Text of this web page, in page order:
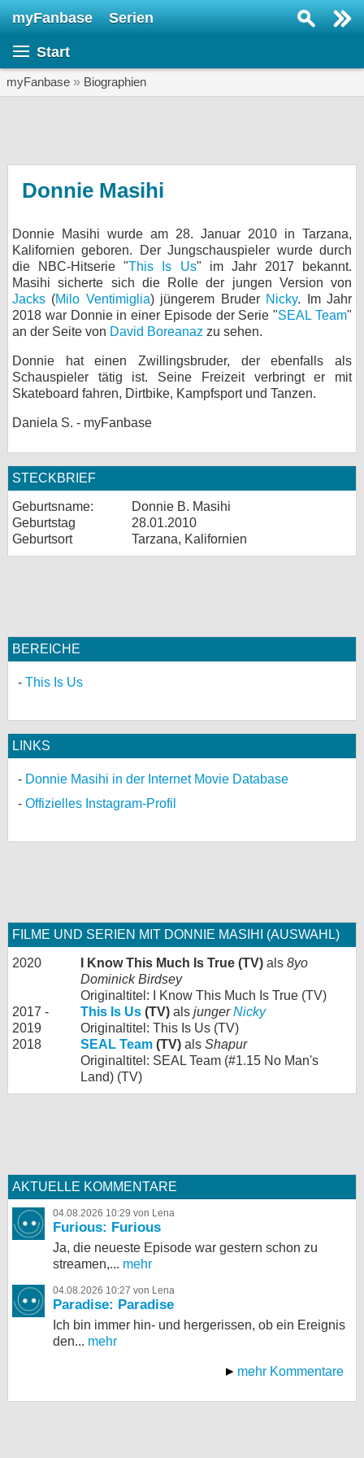
myFanbase Serien
Start
myFanbase » Biographien
Donnie Masihi
Donnie Masihi wurde am 28. Januar 2010 in Tarzana,
Kalifornien geboren. Der Jungschauspieler wurde durch
die NBC-Hitserie "This Is Us" im Jahr 2017 bekannt.
Masihi sicherte sich die Rolle der jungen Version von
Jacks (Milo Ventimiglia) jüngerem Bruder Nicky. Im Jahr
2018 war Donnie in einer Episode der Serie "SEAL Team"
an der Seite von David Boreanaz zu sehen.
Donnie hat einen Zwillingsbruder, der ebenfalls als
Schauspieler tätig ist. Seine Freizeit verbringt er mit
Skateboard fahren, Dirtbike, Kampfsport und Tanzen.
Daniela S. - myFanbase
STECKBRIEF
Geburtsname:
Donnie B. Masihi
Geburtstag
28.01.2010
Geburtsort
Tarzana, Kalifornien
BEREICHE
This Is Us
LINKS
Donnie Masihi in der Internet Movie Database
Offizielles Instagram-Profil
FILME UND SERIEN MIT DONNIE MASIHI (AUSWAHL)
2020 I Know This Much Is True (TV) als 8yo
Dominick Birdsey
Originaltitel: I Know This Much Is True (TV)
2017 -
2019
This Is Us (TV) als jungerNicky
Originaltitel: This Is Us (TV)
2018
SEAL Team (TV) als Shapur
Originaltitel: SEAL Team (#1.15 No Man's
Land) (TV)
AKTUELLE KOMMENTARE
04.08.2026 10:29 von Lena
Furious: Furious
Ja, die neueste Episode war gestern schon zu
streamen,... mehr
04.08.2026 10:27 von Lena
Paradise: Paradise
Ich bin immer hin- und hergerissen, ob ein Ereignis
den... mehr
mehr Kommentare
KULTUR
Specials
SERVICE
Gewinnspiele
bei X
Nutzungsbedingungen
Datenschutz
myFanbase